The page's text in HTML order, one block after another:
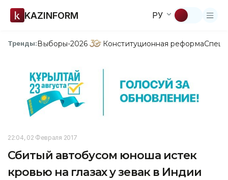
KAZINFORM РУ
Тренды:Выборы-2026 Конституционная реформа
22:04, 02 Февраля 2017
Сбитый автобусом юноша истек
кровью на глазах у зевак в Индии